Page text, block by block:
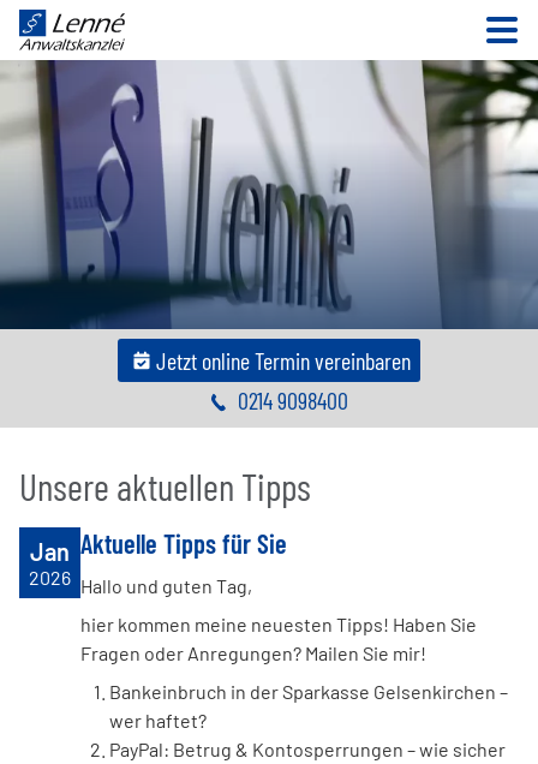
Jetzt online Termin vereinbaren
0214 9098400
Unsere aktuellen Tipps
Jan
2026
Aktuelle Tipps für Sie
Hallo und guten Tag,
hier kommen meine neuesten Tipps! Haben Sie
Fragen oder Anregungen? Mailen Sie mir!
Bankeinbruch in der Sparkasse Gelsenkirchen –
wer haftet?
PayPal: Betrug & Kontosperrungen – wie sicher